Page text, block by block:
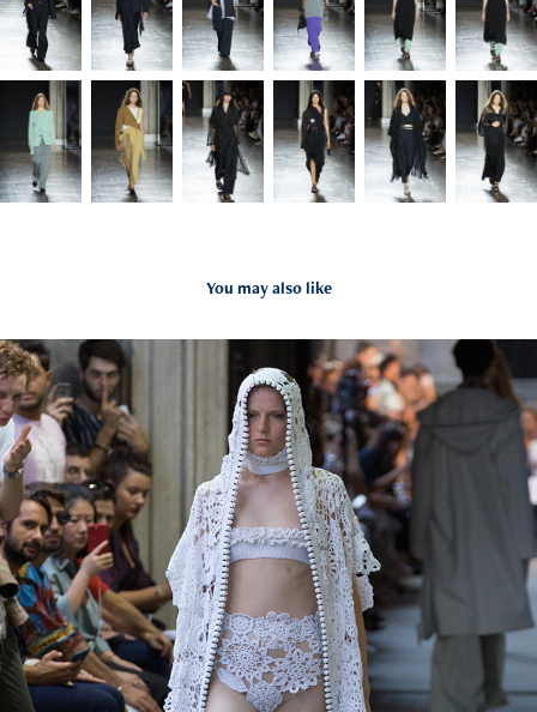
You may also like
Cristiano Burani
2019